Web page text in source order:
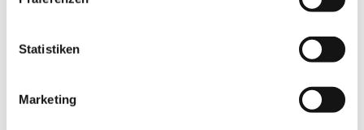
Statistiken
Marketing
Deutschlands U25 Springpokal: Teilnehmer für
Balve nominiert